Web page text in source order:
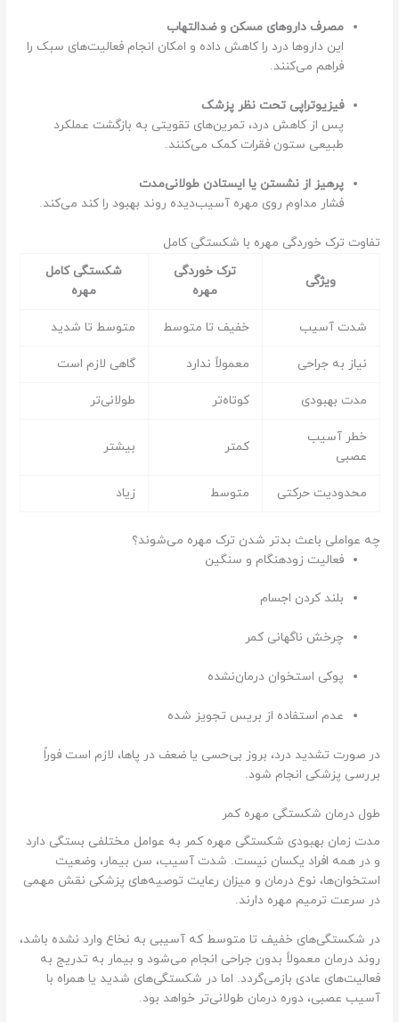
مصرف داروهای مسکن و ضدالتهاب
این داروها درد را کاهش داده و امکان انجام فعالیت‌های سبک را
فراهم می‌کنند.
فیزیوتراپی تحت نظر پزشک
پس از کاهش درد، تمرین‌های تقویتی به بازگشت عملکرد
طبیعی ستون فقرات کمک می‌کنند.
پرهیز از نشستن یا ایستادن طولانی‌مدت
فشار مداوم روی مهره آسیب‌دیده روند بهبود را کند می‌کند.
تفاوت ترک خوردگی مهره با شکستگی کامل
ویژگی
ترک خوردگی
مهره
شکستگی کامل
مهره
شدت آسیب خفیف تا متوسط متوسط تا شدید
نیاز به جراحی معمولاً ندارد گاهی لازم است
مدت بهبودی کوتاه‌تر طولانی‌تر
خطر آسیب
عصبی
کمتر بیشتر
محدودیت حرکتی متوسط زیاد
چه عواملی باعث بدتر شدن ترک مهره می‌شوند؟
فعالیت زودهنگام و سنگین
بلند کردن اجسام
چرخش ناگهانی کمر
پوکی استخوان درمان‌نشده
عدم استفاده از بریس تجویز شده
در صورت تشدید درد، بروز بی‌حسی یا ضعف در پاها، لازم است فوراً
بررسی پزشکی انجام شود.
طول درمان شکستگی مهره کمر
مدت زمان بهبودی شکستگی مهره کمر به عوامل مختلفی بستگی دارد
و در همه افراد یکسان نیست. شدت آسیب، سن بیمار، وضعیت
استخوان‌ها، نوع درمان و میزان رعایت توصیه‌های پزشکی نقش مهمی
در سرعت ترمیم مهره دارند.
در شکستگی‌های خفیف تا متوسط که آسیبی به نخاع وارد نشده باشد،
روند درمان معمولاً بدون جراحی انجام می‌شود و بیمار به تدریج به
فعالیت‌های عادی بازمی‌گردد. اما در شکستگی‌های شدید یا همراه با
آسیب عصبی، دوره درمان طولانی‌تر خواهد بود.